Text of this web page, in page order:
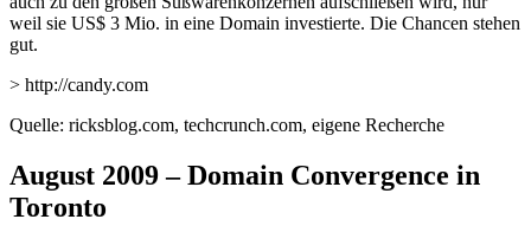
weil sie US$ 3 Mio. in eine Domain investierte. Die Chancen stehen
gut.
> http://candy.com
Quelle: ricksblog.com, techcrunch.com, eigene Recherche
August 2009 – Domain Convergence in
Toronto